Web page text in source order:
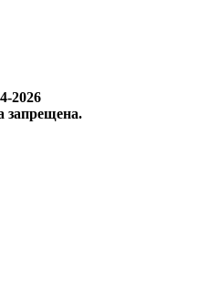
2026
запрещена.